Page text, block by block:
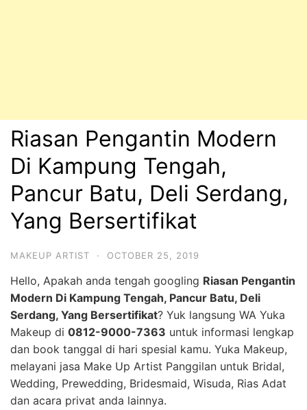
Riasan Pengantin Modern
Di Kampung Tengah,
Pancur Batu, Deli Serdang,
Yang Bersertifikat
MAKEUP ARTIST · OCTOBER 25, 2019
Hello, Apakah anda tengah googling Riasan Pengantin
Modern Di Kampung Tengah, Pancur Batu, Deli
Serdang, Yang Bersertifikat? Yuk langsung WA Yuka
Makeup di 0812-9000-7363 untuk informasi lengkap
dan book tanggal di hari spesial kamu. Yuka Makeup,
melayani jasa Make Up Artist Panggilan untuk Bridal,
Wedding, Prewedding, Bridesmaid, Wisuda, Rias Adat
dan acara privat anda lainnya.